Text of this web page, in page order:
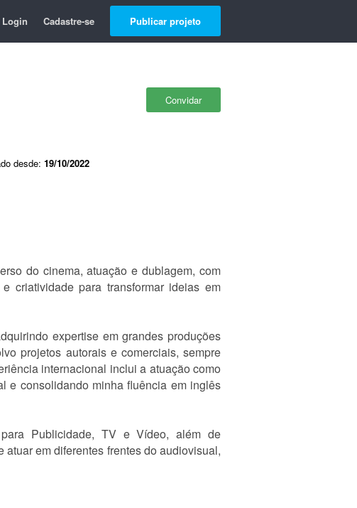
Login Cadastre-se Publicar projeto
Convidar
desde: 19/10/2022
do cinema, atuação e dublagem, com
criatividade para transformar ideias em
expertise em grandes produções
projetos autorais e comerciais, sempre
internacional inclui a atuação como
e consolidando minha fluência em inglês
Publicidade, TV e Vídeo, além de
em diferentes frentes do audiovisual,